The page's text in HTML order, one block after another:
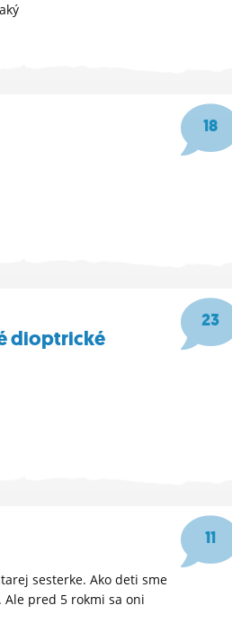
18
23
dioptrické
11
sesterke. Ako deti sme
pred 5 rokmi sa oni